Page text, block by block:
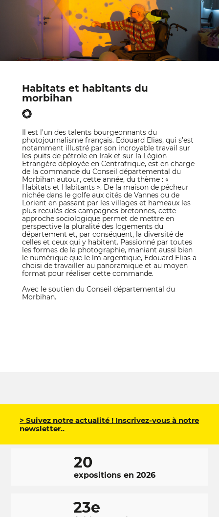
Habitats et habitants du
morbihan
Il est l’un des talents bourgeonnants du
photojournalisme français. Edouard Elias, qui s’est
notamment illustré par son incroyable travail sur
les puits de pétrole en Irak et sur la Légion
Etrangère déployée en Centrafrique, est en charge
de la commande du Conseil départemental du
Morbihan autour, cette année, du thème : «
Habitats et Habitants ». De la maison de pécheur
nichée dans le golfe aux cités de Vannes ou de
Lorient en passant par les villages et hameaux les
plus reculés des campagnes bretonnes, cette
approche sociologique permet de mettre en
perspective la pluralité des logements du
département et, par conséquent, la diversité de
celles et ceux qui y habitent. Passionné par toutes
les formes de la photographie, maniant aussi bien
le numérique que le lm argentique, Edouard Elias a
choisi de travailler au panoramique et au moyen
format pour réaliser cette commande.
Avec le soutien du Conseil départemental du
Morbihan.
> Suivez notre actualité ! Inscrivez-vous à notre
newsletter..
20
expositions en 2026
23e